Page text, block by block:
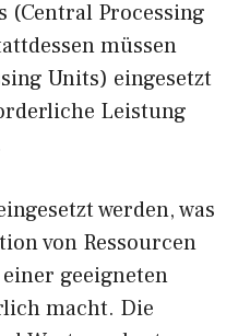
(Central Processing
müssen
Units) eingesetzt
Leistung
werden, was
von Ressourcen
geeigneten
macht. Die